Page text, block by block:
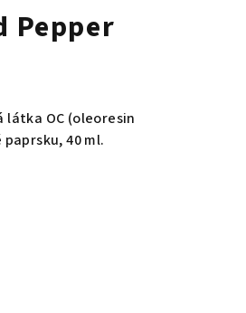
Pepper
látka OC (oleoresin
40 ml.